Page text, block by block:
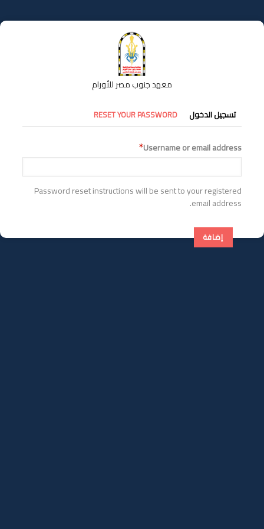
إلى
المحتوى
معهد جنوب مصر للأورام
التبويبات
الأساسية
تسجيل الدخول RESET YOUR PASSWORD
Username or email address
Password reset instructions will be sent to your registered
email address.